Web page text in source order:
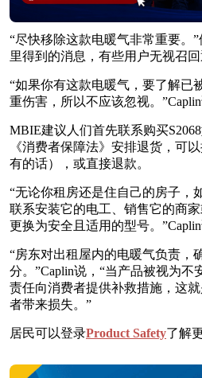
“尽快移除这款电暖气非常重要。
里得到的消息，有些用户无视召
“如果你有这款电暖气，要了解已
重伤害，所以不应该忽视。”Caplin
MBIE建议人们首先联系购买
《消费者保障法》安排退货，可
有的话），或直接退款。
“无论你租房还是住自己的房子，
联系安装它的电工、销售它的商
更换为安全且适用的型号。”Caplin
“房东对出租屋内的电暖气负责，
分。”Caplin说，“当产品被视为
责任向消费者提供补救措施，这
者带来损失。”
居民可以登录Product Safety了解